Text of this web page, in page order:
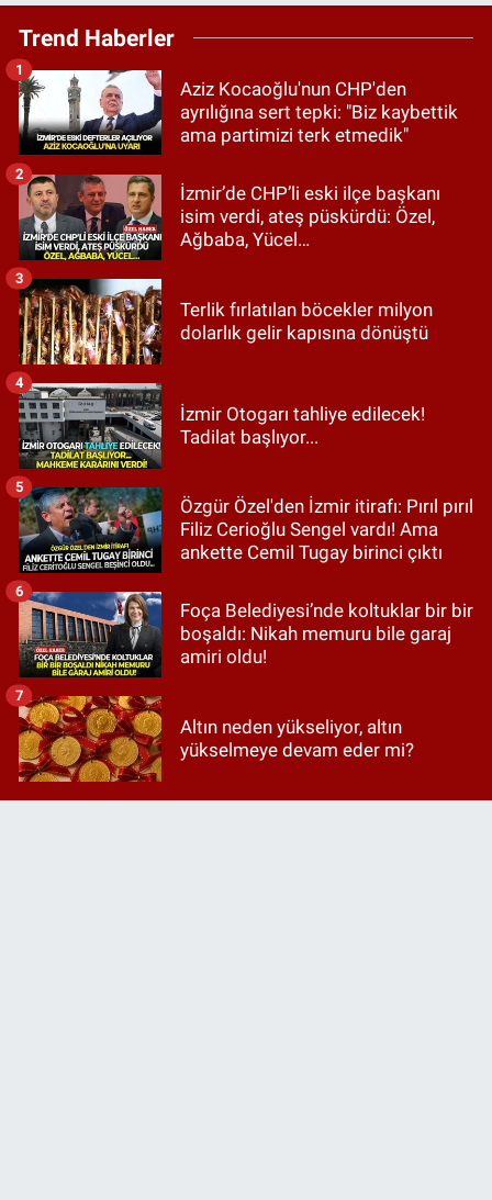
Trend Haberler
Aziz Kocaoğlu'nun CHP'den
ayrılığına sert tepki: "Biz kaybettik
ama partimizi terk etmedik"
1
İzmir’de CHP’li eski ilçe başkanı
isim verdi, ateş püskürdü: Özel,
Ağbaba, Yücel…
2
Terlik fırlatılan böcekler milyon
dolarlık gelir kapısına dönüştü
3
İzmir Otogarı tahliye edilecek!
Tadilat başlıyor...
4
Özgür Özel'den İzmir itirafı: Pırıl pırıl
Filiz Cerioğlu Sengel vardı! Ama
ankette Cemil Tugay birinci çıktı
5
Foça Belediyesi’nde koltuklar bir bir
boşaldı: Nikah memuru bile garaj
amiri oldu!
6
Altın neden yükseliyor, altın
yükselmeye devam eder mi?
7